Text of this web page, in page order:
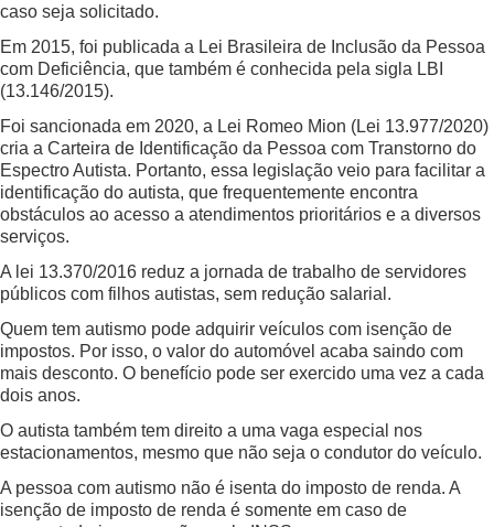
caso seja solicitado.
Em 2015, foi publicada a Lei Brasileira de Inclusão da Pessoa
com Deficiência, que também é conhecida pela sigla LBI
(13.146/2015).
Foi sancionada em 2020, a Lei Romeo Mion (Lei 13.977/2020)
cria a Carteira de Identificação da Pessoa com Transtorno do
Espectro Autista. Portanto, essa legislação veio para facilitar a
identificação do autista, que frequentemente encontra
obstáculos ao acesso a atendimentos prioritários e a diversos
serviços.
A lei 13.370/2016 reduz a jornada de trabalho de servidores
públicos com filhos autistas, sem redução salarial.
Quem tem autismo pode adquirir veículos com isenção de
impostos. Por isso, o valor do automóvel acaba saindo com
mais desconto. O benefício pode ser exercido uma vez a cada
dois anos.
O autista também tem direito a uma vaga especial nos
estacionamentos, mesmo que não seja o condutor do veículo.
A pessoa com autismo não é isenta do imposto de renda. A
isenção de imposto de renda é somente em caso de